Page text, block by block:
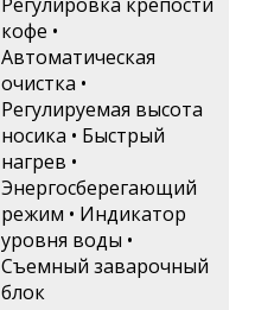
кофе •
Автоматическая
очистка •
Регулируемая высота
носика • Быстрый
нагрев •
Энергосберегающий
режим • Индикатор
уровня воды •
Съемный заварочный
блок